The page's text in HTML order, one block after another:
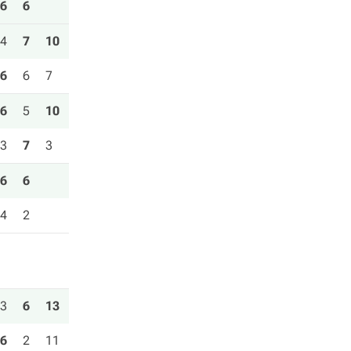
6 6
4 7 10
6 6 7
6 5 10
3 7 3
6 6
4 2
3 6 13
6 2 11